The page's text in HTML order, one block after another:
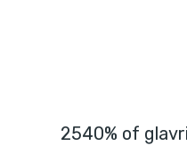
2540% of